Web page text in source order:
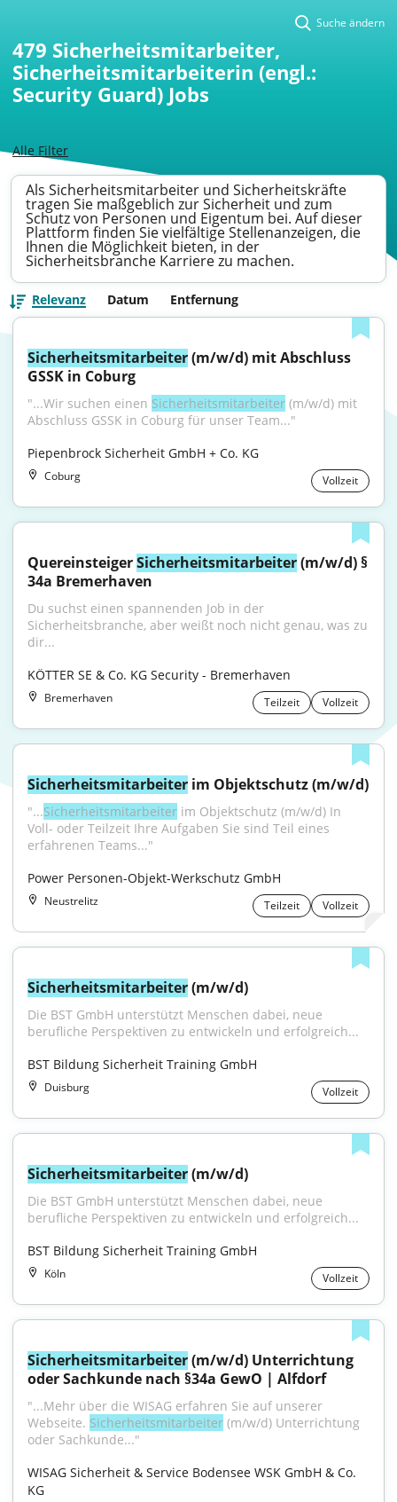
Alle Filter
Suche ändern
479 Sicherheitsmitarbeiter,
Sicherheitsmitarbeiterin (engl.:
Security Guard) Jobs
Als Sicherheitsmitarbeiter und Sicherheitskräfte
tragen Sie maßgeblich zur Sicherheit und zum
Schutz von Personen und Eigentum bei. Auf dieser
Plattform finden Sie vielfältige Stellenanzeigen, die
Ihnen die Möglichkeit bieten, in der
Sicherheitsbranche Karriere zu machen.
Relevanz Datum Entfernung
Sicherheitsmitarbeiter (m/w/d) mit Abschluss
GSSK in Coburg
"...Wir suchen einen Sicherheitsmitarbeiter (m/w/d) mit
Abschluss GSSK in Coburg für unser Team..."
Piepenbrock Sicherheit GmbH + Co. KG
Coburg Vollzeit
Quereinsteiger Sicherheitsmitarbeiter (m/w/d) §
34a Bremerhaven
Du suchst einen spannenden Job in der
Sicherheitsbranche, aber weißt noch nicht genau, was zu
dir...
KÖTTER SE & Co. KG Security - Bremerhaven
Bremerhaven Teilzeit Vollzeit
Sicherheitsmitarbeiter im Objektschutz (m/w/d)
"...Sicherheitsmitarbeiter im Objektschutz (m/w/d) In
Voll- oder Teilzeit Ihre Aufgaben Sie sind Teil eines
erfahrenen Teams..."
Power Personen-Objekt-Werkschutz GmbH
Neustrelitz Teilzeit Vollzeit
Sicherheitsmitarbeiter (m/w/d)
Die BST GmbH unterstützt Menschen dabei, neue
berufliche Perspektiven zu entwickeln und erfolgreich...
BST Bildung Sicherheit Training GmbH
Duisburg Vollzeit
Sicherheitsmitarbeiter (m/w/d)
Die BST GmbH unterstützt Menschen dabei, neue
berufliche Perspektiven zu entwickeln und erfolgreich...
BST Bildung Sicherheit Training GmbH
Köln Vollzeit
Sicherheitsmitarbeiter (m/w/d) Unterrichtung
oder Sachkunde nach §34a GewO | Alfdorf
"...Mehr über die WISAG erfahren Sie auf unserer
Webseite. Sicherheitsmitarbeiter (m/w/d) Unterrichtung
oder Sachkunde..."
WISAG Sicherheit & Service Bodensee WSK GmbH & Co.
KG